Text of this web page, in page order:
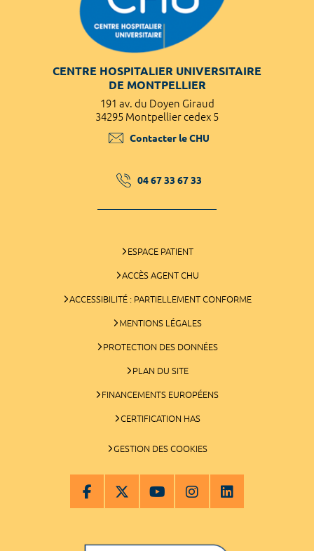
CENTRE HOSPITALIER UNIVERSITAIRE
DE MONTPELLIER
191 av. du Doyen Giraud
34295 Montpellier cedex 5
Contacter le CHU
04 67 33 67 33
ESPACE PATIENT
ACCÈS AGENT CHU
ACCESSIBILITÉ : PARTIELLEMENT CONFORME
MENTIONS LÉGALES
PROTECTION DES DONNÉES
PLAN DU SITE
FINANCEMENTS EUROPÉENS
CERTIFICATION HAS
GESTION DES COOKIES